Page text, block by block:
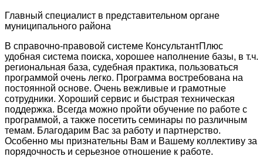
Главный специалист в представительном органе
муниципального района
В справочно-правовой системе КонсультантПлюс
удобная система поиска, хорошее наполнение базы, в т.ч.
региональная база, судебная практика, пользоваться
программой очень легко. Программа востребована на
постоянной основе. Очень вежливые и грамотные
сотрудники. Хороший сервис и быстрая техническая
поддержка. Всегда можно пройти обучение по работе с
программой, а также посетить семинары по различным
темам. Благодарим Вас за работу и партнерство.
Особенно мы признательны Вам и Вашему коллективу за
порядочность и серьезное отношение к работе.